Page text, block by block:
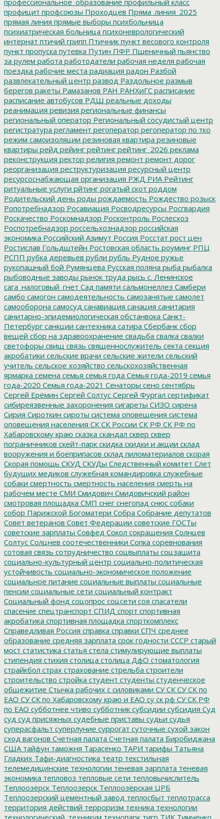
профицит профсоюзы Проходцев Пряма_линия_2025
прямая линия прямые выборы психбольница
психиатрическая больница психоневрологический
интернат птичий грипп Птичник пункт весового контроля
пункт пропуска путевка Путин ПФР Пшеничный пьянство
за рулем работа работодатели рабочая неделя рабочая
поездка рабочие места радиация радон Разбой
развлекательный центр развод Раздольное размыв
берегов ракеты Рамазанов РАН РАНХиГС расписание
расписание автобусов РДШ реальные доходы
реанимация ревизия региональные финансы
региональный оператор Региональный сосудистый центр
регистратура регламент регоператор регоператор по тко
режим самоизоляции резиновая квартира резиновые
квартиры рейд рейинг рейтинг рейтинг_2026 реклама
реконструкция ректор религия ремонт ремонт дорог
реорганизация реструктуризация ресурсный центр
ресурсоснабжающая организация РЖД РИА Рейтинг
ритуальные услуги рйтинг рогатый скот роддом
Родительский день роды рождаемость Рождество розыск
Ропотребнадзор Росавиация Росводресурсы Росгвардия
Роскачество Роскомнадзор Росконтроль Рослесхоз
Роспотребнадзор россельхознадзор российская
экономика Российский Азимут Россия Росстат рост цен
Ростислав Гольдштейн Ростовская область роуминг РПЦ
РСПП рубка деревьев рубли рубль Рудное ружье
рукопашный бой Румянцева Русская поляна рыба рыбалка
рыбоводные заводы рынок труда рысь с. Ленинское
сага_налоговый_гнет Сад памяти сальмонеллез Самбери
самбо самогон самодеятельность самозанятые самолет
самооборона самосуд санавиация санация санитария
санитарно-эпидемиологическая обстанвока Санкт-
Петербург санкции сантехника сатира Сбербанк сбор
вещей сбор на здравоохранение свадьба свалка свалки
светофоры свищ связь священнослужитель секта секция
акробатики сельские врачи сельские жители сельский
учитель сельское хозяйство сельскохозяйственная
ярмарка семена семья семья года Семья года-2019 семья
года-2020 Семья года-2021 Сенаторы сено сентябрь
Сергей Ерёмин Сергей Солтус Сергей Фургал сертификат
сибиреязвенные захоронения сигареты СИЗО сирена
Сирия Сироткин сироты система оповещения система
оповещения населения СК СК России СК РФ СК РФ по
Хабаровскому краю сказка скандал сквер сквер
пограничников скейт-парк скидка скидки и акции склад
вооружения и боеприпасов склад пиломатериалов скорая
Скорая помощь СКУД СКУДы Следственный комитет Слет
будущих медиков служебная командировка служебные
собаки смертность смертность населения смерть на
рабочем месте СМИ Смидович Смидовичский район
смотровая площадка СМП снег снегопад снюс собаки
собор Парижской Богоматери Собра Собрание депутатов
Совет ветеранов Совет Федерации советские ГОСТы
советские зарплаты Совфед Сокол сокращения Солнцев
Солтус Солцнев соотечественники Сопка соревнования
сотовая связь сотрудничество соцвыплаты соцзащита
социально-культурный центр социально-политическая
устойчивость социально-экономическое положение
социальное питание социальные выплаты социальные
пенсии социальные сети социальный контракт
Социальный фонд соцопрос соцсети соя спасатели
спасение спецтранспорт СПИД спорт спортивная
акробатика спортивная площадка спорткомплекс
Справедливая Россия справка справки СПЧ среднее
образование средняя зарплата срок годности СССР старый
мост статистика статья стела стимулирующие выплаты
стипендия стихия столица столица ДфО стоматология
страйкбол страх страхование стрельба строители
строительство стройка студент студенты студенческое
общежитие Стычка рабочих с силовиками СУ СК СУ СК по
ЕАО СУ СК по Хабаровскому краю и ЕАО су ск рф СУ СК РФ
по ЕАО субботнее чтиво субботник субсидии субсидия Суд
суд суд присяжных судебные приставы судьи судья
суперасфальт суперлуние суррогат суточные сухой закон
сход вагонов Счетная палата Счетная палата Биробиджана
США тайфун таможня Тарасенко ТАРИ тарифы Татьяна
Гладких Тафи-диагностика театр текстильная
телемедицинские технологии теневая зарплата теневая
экономика тепловоз тепловые сети тепловычислитель
Теплоозёрск Теплоозерск Теплоозёрская ЦРБ
Теплоозерский цементный завод теплосбыт теплотрасса
территория действий терроризм техника технологии
технологический_техникум технопарк тигр ТИК Тимченко